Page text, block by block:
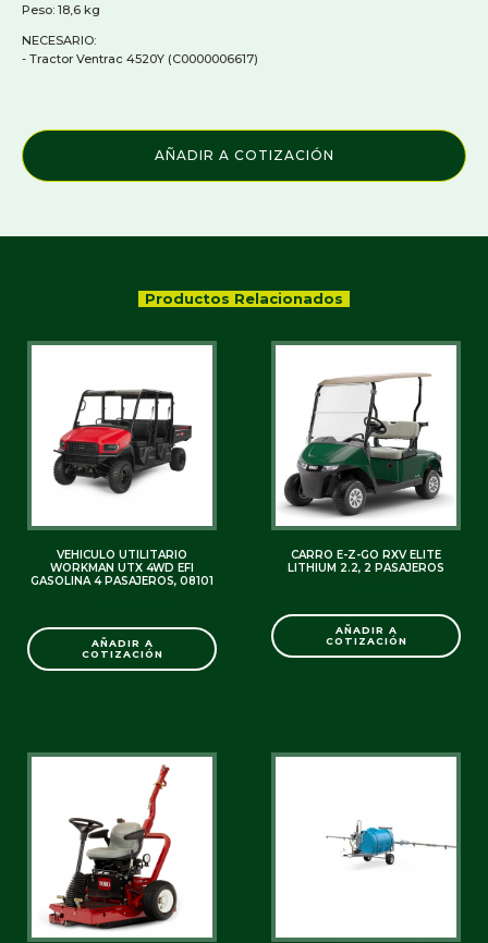
Peso: 18,6 kg
NECESARIO:
- Tractor Ventrac 4520Y (C0000006617)
AÑADIR A COTIZACIÓN
Productos Relacionados
VEHICULO UTILITARIO
WORKMAN UTX 4WD EFI
GASOLINA 4 PASAJEROS, 08101
AÑADIR A
COTIZACIÓN
CARRO E-Z-GO RXV ELITE
LITHIUM 2.2, 2 PASAJEROS
AÑADIR A
COTIZACIÓN